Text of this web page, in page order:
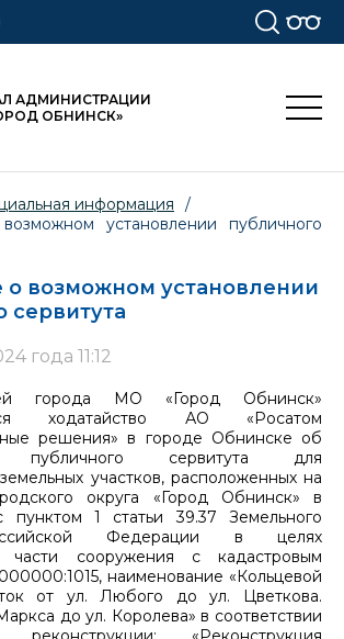
АДМИНИСТРАЦИИ
ОБНИНСК»
информация
/
установлении публичного
возможном установлении
сервитута
года 11:12
города МО «Город Обнинск»
ходатайство АО «Росатом
решения» в городе Обнинске об
публичного сервитута для
участков, расположенных на
округа «Город Обнинск» в
пунктом 1 статьи 39.37 Земельного
Федерации в целях
части сооружения с кадастровым
наименование «Кольцевой
от ул. Любого до ул. Цветкова.
до ул. Королева» в соответствии